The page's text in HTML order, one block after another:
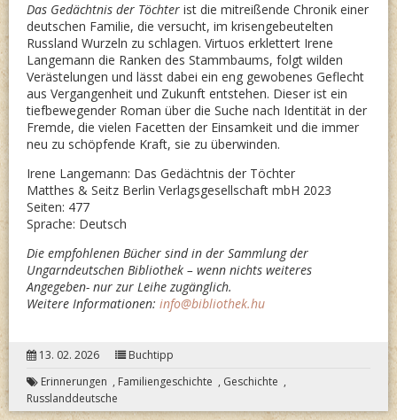
Das Gedächtnis der Töchter ist die mitreißende Chronik einer
deutschen Familie, die versucht, im krisengebeutelten
Russland Wurzeln zu schlagen. Virtuos erklettert Irene
Langemann die Ranken des Stammbaums, folgt wilden
Verästelungen und lässt dabei ein eng gewobenes Geflecht
aus Vergangenheit und Zukunft entstehen. Dieser ist ein
tiefbewegender Roman über die Suche nach Identität in der
Fremde, die vielen Facetten der Einsamkeit und die immer
neu zu schöpfende Kraft, sie zu überwinden.
Irene Langemann: Das Gedächtnis der Töchter
Matthes & Seitz Berlin Verlagsgesellschaft mbH 2023
Seiten: 477
Sprache: Deutsch
Die empfohlenen Bücher sind in der Sammlung der
Ungarndeutschen Bibliothek – wenn nichts weiteres
Angegeben- nur zur Leihe zugänglich.
Weitere Informationen: info@bibliothek.hu
13. 02. 2026
Buchtipp
Erinnerungen , Familiengeschichte , Geschichte ,
Russlanddeutsche